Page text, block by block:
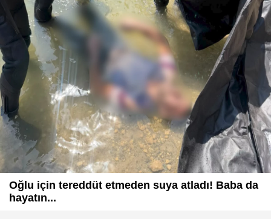
Oğlu için tereddüt etmeden suya atladı! Baba da
hayatın...